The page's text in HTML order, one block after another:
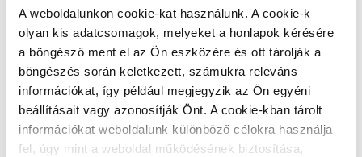
A weboldalunkon cookie-kat használunk. A cookie-k
olyan kis adatcsomagok, melyeket a honlapok kérésére
a böngésző ment el az Ön eszközére és ott tárolják a
böngészés során keletkezett, számukra releváns
információkat, így például megjegyzik az Ön egyéni
beállításait vagy azonosítják Önt. A cookie-kban tárolt
információkat weboldalunk különböző célokra használja
fel, úgy mint a weboldal működésének biztosítása,
Tanácsok, ajánlások, speciális tudnivalók, egyebek
A végleges, ellenálló filmréteg 14 nap
elteltével alakul ki. A filmréteg ezt követően
válik vízzel, tisztítószerrel moshatóvá.
A gipszkarton lapra történő felhordáskor
az alapfelület nedvességre különösen
Ezüstszürke Naplemente
Zöld lagúna Titán